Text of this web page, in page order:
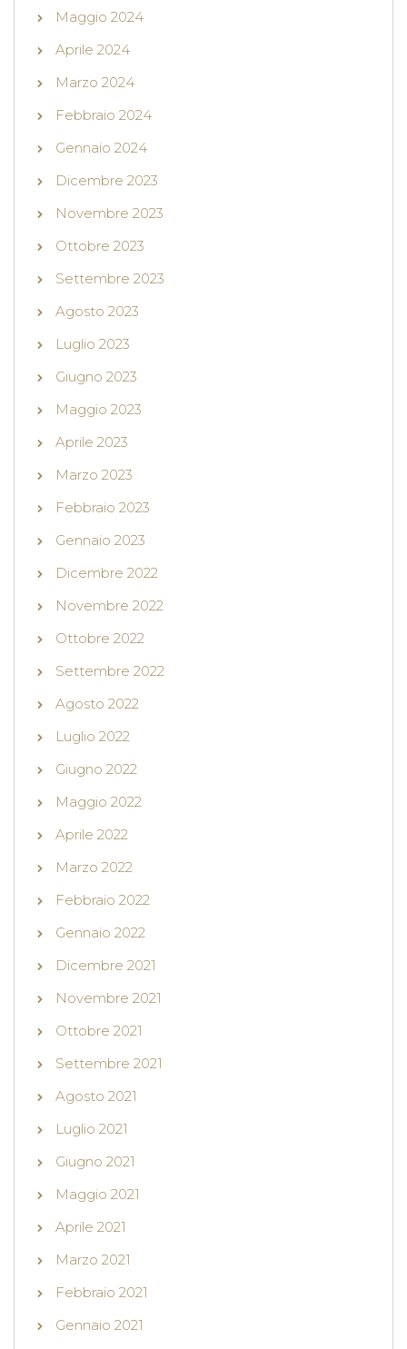
Maggio 2024
Aprile 2024
Marzo 2024
Febbraio 2024
Gennaio 2024
Dicembre 2023
Novembre 2023
Ottobre 2023
Settembre 2023
Agosto 2023
Luglio 2023
Giugno 2023
Maggio 2023
Aprile 2023
Marzo 2023
Febbraio 2023
Gennaio 2023
Dicembre 2022
Novembre 2022
Ottobre 2022
Settembre 2022
Agosto 2022
Luglio 2022
Giugno 2022
Maggio 2022
Aprile 2022
Marzo 2022
Febbraio 2022
Gennaio 2022
Dicembre 2021
Novembre 2021
Ottobre 2021
Settembre 2021
Agosto 2021
Luglio 2021
Giugno 2021
Maggio 2021
Aprile 2021
Marzo 2021
Febbraio 2021
Gennaio 2021